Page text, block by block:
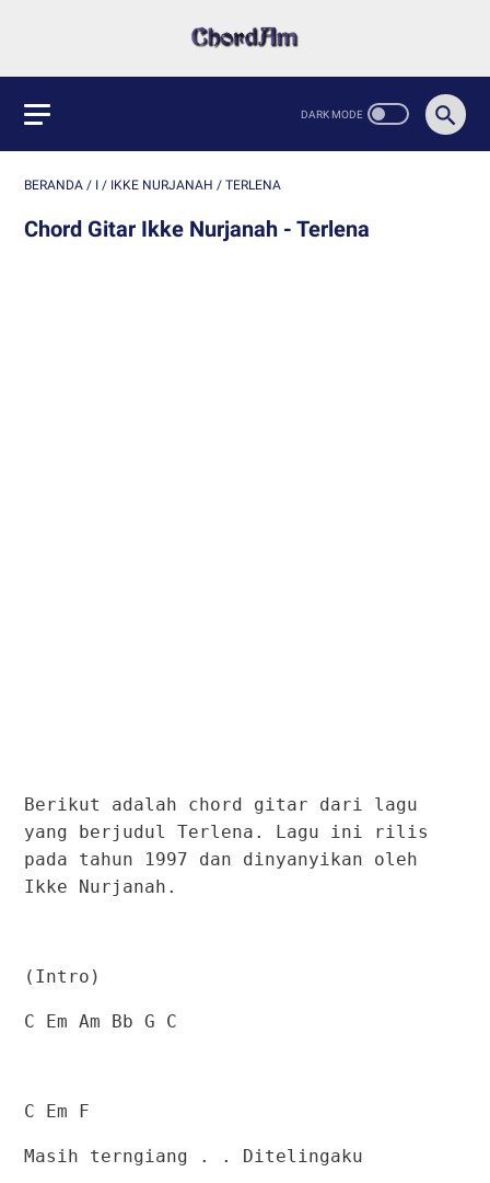
BERANDA / I / IKKE NURJANAH / TERLENA
Chord Gitar Ikke Nurjanah - Terlena
Berikut adalah chord gitar dari lagu
yang berjudul Terlena. Lagu ini rilis
pada tahun 1997 dan dinyanyikan oleh
Ikke Nurjanah.
(Intro)
C Em Am Bb G C
C Em F
Masih terngiang . . Ditelingaku